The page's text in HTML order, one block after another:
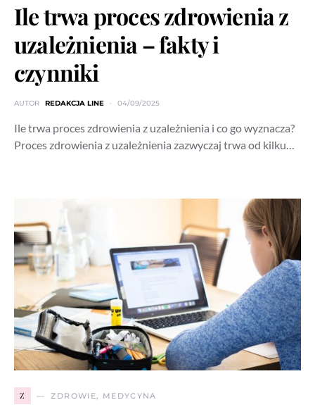
Ile trwa proces zdrowienia z
uzależnienia – fakty i
czynniki
AUTOR REDAKCJA LINE 04/09/2025
Ile trwa proces zdrowienia z uzależnienia i co go wyznacza?
Proces zdrowienia z uzależnienia zazwyczaj trwa od kilku…
Z ZDROWIE, MEDYCYNA